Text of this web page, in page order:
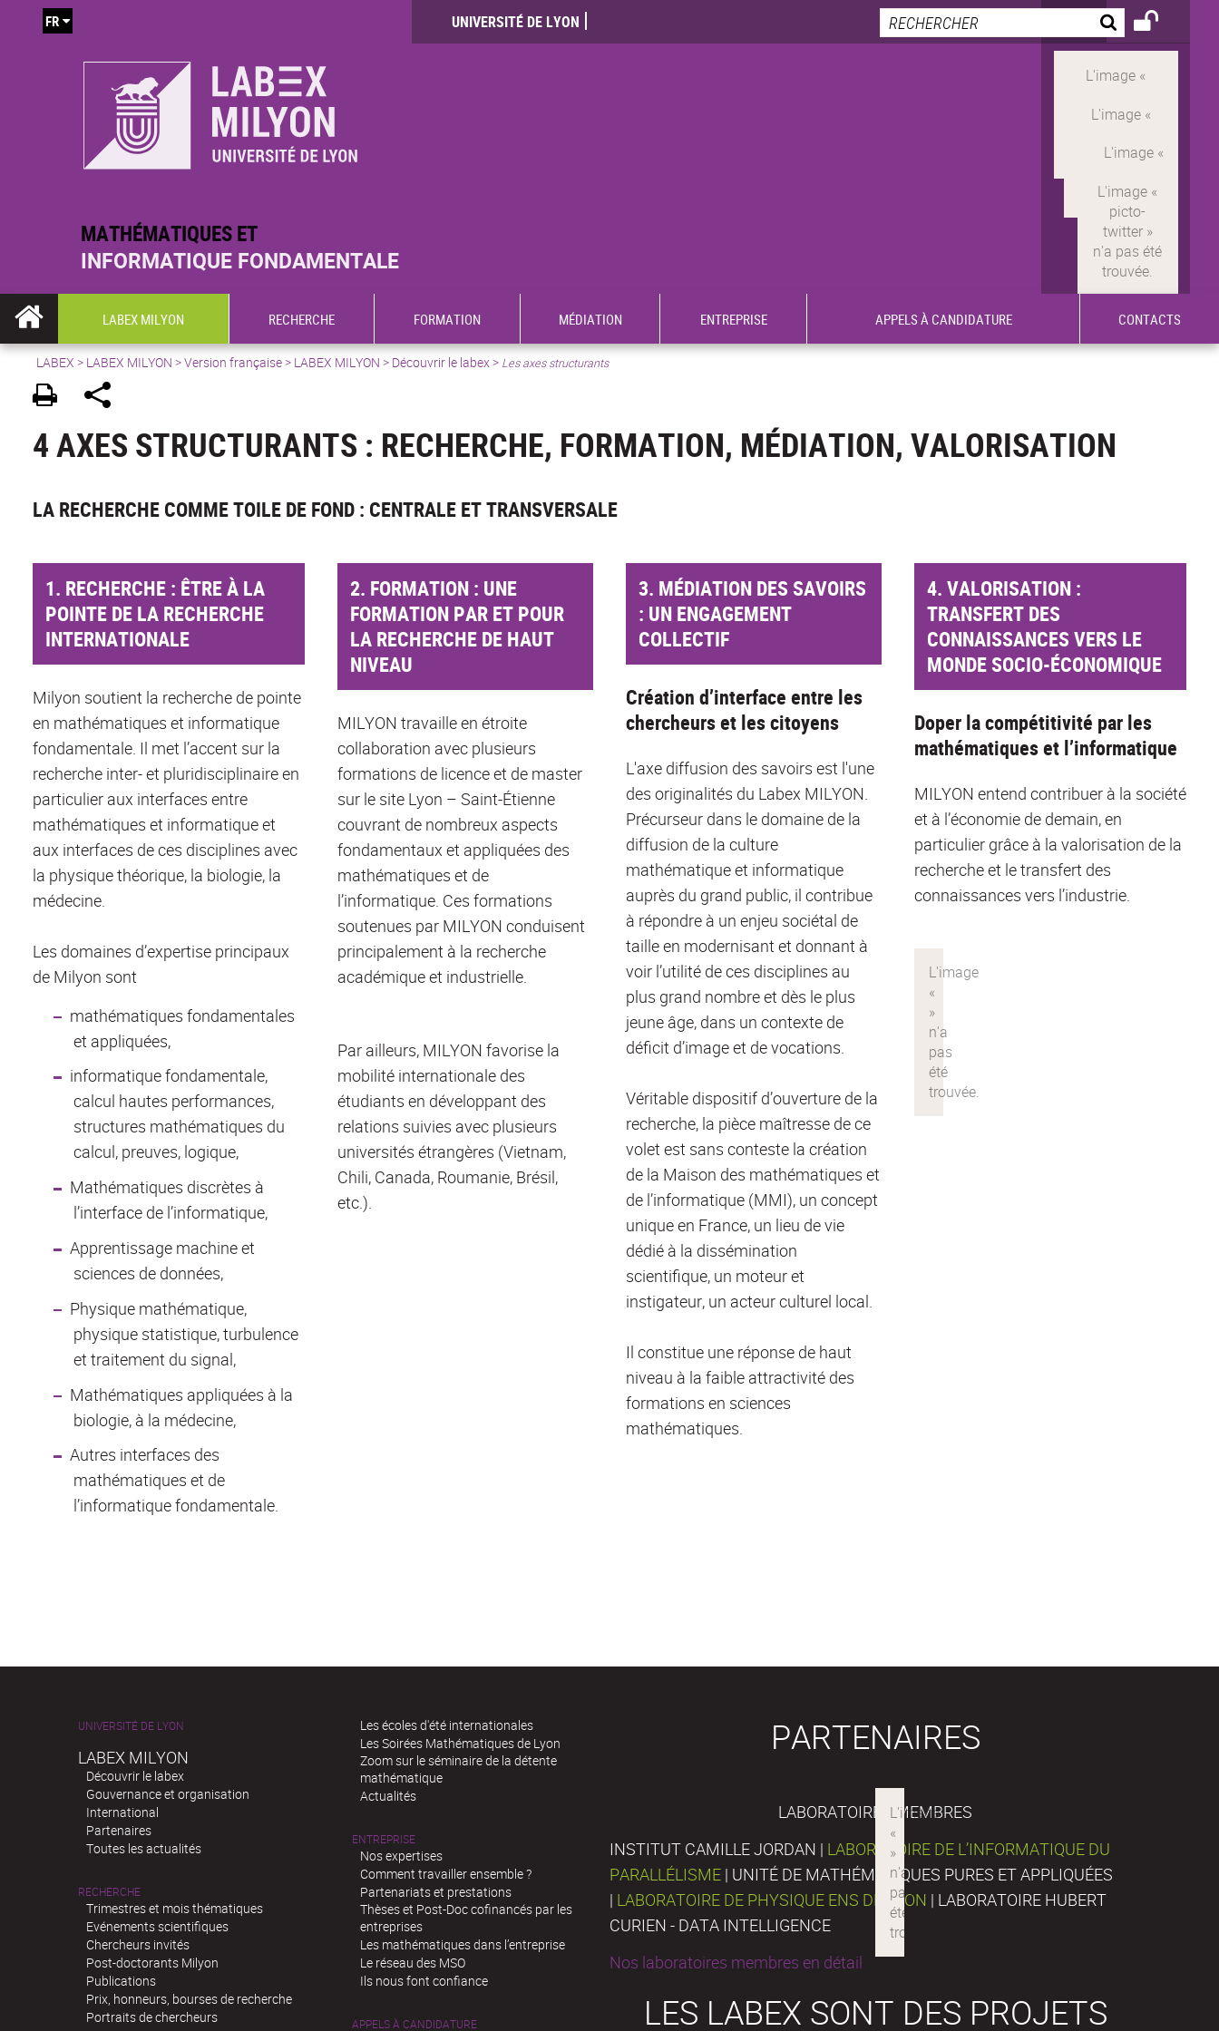
MATHÉMATIQUES ET
INFORMATIQUE FONDAMENTALE
UNIVERSITÉ DE LYON
FR
LABEX MILYON RECHERCHE FORMATION MÉDIATION ENTREPRISE APPELS À CANDIDATURE CONTACTS
LABEX > LABEX MILYON >Version française> LABEX MILYON > Découvrir le labex > Les axes structurants
4 AXES STRUCTURANTS : RECHERCHE, FORMATION, MÉDIATION, VALORISATION
LA RECHERCHE COMME TOILE DE FOND : CENTRALE ET TRANSVERSALE
1. RECHERCHE : ÊTRE À LA
POINTE DE LA RECHERCHE
INTERNATIONALE
Milyon soutient la recherche de pointe
en mathématiques et informatique
fondamentale. Il met l’accent sur la
recherche inter- et pluridisciplinaire en
particulier aux interfaces entre
mathématiques et informatique et
aux interfaces de ces disciplines avec
la physique théorique, la biologie, la
médecine.
Les domaines d’expertise principaux
de Milyon sont
mathématiques fondamentales
et appliquées,
informatique fondamentale,
calcul hautes performances,
structures mathématiques du
calcul, preuves, logique,
Mathématiques discrètes à
l’interface de l’informatique,
Apprentissage machine et
sciences de données,
Physique mathématique,
physique statistique, turbulence
et traitement du signal,
Mathématiques appliquées à la
biologie, à la médecine,
Autres interfaces des
mathématiques et de
l’informatique fondamentale.
2. FORMATION : UNE
FORMATION PAR ET POUR
LA RECHERCHE DE HAUT
NIVEAU
MILYON travaille en étroite
collaboration avec plusieurs
formations de licence et de master
sur le site Lyon – Saint-Étienne
couvrant de nombreux aspects
fondamentaux et appliquées des
mathématiques et de
l’informatique. Ces formations
soutenues par MILYON conduisent
principalement à la recherche
académique et industrielle.
Par ailleurs, MILYON favorise la
mobilité internationale des
étudiants en développant des
relations suivies avec plusieurs
universités étrangères (Vietnam,
Chili, Canada, Roumanie, Brésil,
etc.).
3. MÉDIATION DES SAVOIRS
: UN ENGAGEMENT
COLLECTIF
Création d’interface entre les
chercheurs et les citoyens
L'axe diffusion des savoirs est l'une
des originalités du Labex MILYON.
Précurseur dans le domaine de la
diffusion de la culture
mathématique et informatique
auprès du grand public, il contribue
à répondre à un enjeu sociétal de
taille en modernisant et donnant à
voir l’utilité de ces disciplines au
plus grand nombre et dès le plus
jeune âge, dans un contexte de
déficit d’image et de vocations.
Véritable dispositif d’ouverture de la
recherche, la pièce maîtresse de ce
volet est sans conteste la création
de la Maison des mathématiques et
de l’informatique (MMI), un concept
unique en France, un lieu de vie
dédié à la dissémination
scientifique, un moteur et
instigateur, un acteur culturel local.
Il constitue une réponse de haut
niveau à la faible attractivité des
formations en sciences
mathématiques.
4. VALORISATION :
TRANSFERT DES
CONNAISSANCES VERS LE
MONDE SOCIO-ÉCONOMIQUE
Doper la compétitivité par les
mathématiques et l’informatique
MILYON entend contribuer à la société
et à l’économie de demain, en
particulier grâce à la valorisation de la
recherche et le transfert des
connaissances vers l’industrie.
UNIVERSITÉ DE LYON
LABEX MILYON
Découvrir le labex
Gouvernance et organisation
International
Partenaires
Toutes les actualités
RECHERCHE
Trimestres et mois thématiques
Evénements scientifiques
Chercheurs invités
Post-doctorants Milyon
Publications
Prix, honneurs, bourses de recherche
Portraits de chercheurs
Les écoles d'été internationales
Les Soirées Mathématiques de Lyon
Zoom sur le séminaire de la détente
mathématique
Actualités
ENTREPRISE
Nos expertises
Comment travailler ensemble ?
Partenariats et prestations
Thèses et Post-Doc cofinancés par les
entreprises
Les mathématiques dans l’entreprise
Le réseau des MSO
Ils nous font confiance
APPELS À CANDIDATURE
PARTENAIRES
LABORATOIRES MEMBRES
INSTITUT CAMILLE JORDAN | LABORATOIRE DE L’INFORMATIQUE DU
PARALLÉLISME | UNITÉ DE MATHÉMATIQUES PURES ET APPLIQUÉES
| LABORATOIRE DE PHYSIQUE ENS DE LYON | LABORATOIRE HUBERT
CURIEN - DATA INTELLIGENCE
Nos laboratoires membres en détail
LES LABEX SONT DES PROJETS